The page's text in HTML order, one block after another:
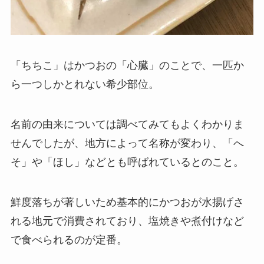
「ちちこ」はかつおの「心臓」のことで、一匹か
ら一つしかとれない希少部位。
名前の由来については調べてみてもよくわかりま
せんでしたが、地方によって名称が変わり、「へ
そ」や「ほし」などとも呼ばれているとのこと。
鮮度落ちが著しいため基本的にかつおが水揚げさ
れる地元で消費されており、塩焼きや煮付けなど
で食べられるのが定番。